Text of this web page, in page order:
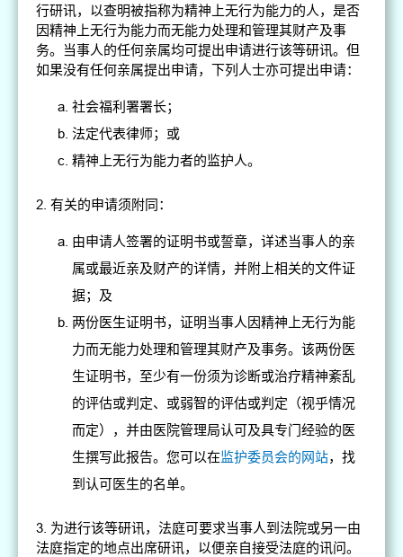
行研讯，以查明被指称为精神上无行为能力的人，是否
因精神上无行为能力而无能力处理和管理其财产及事
务。当事人的任何亲属均可提出申请进行该等研讯。但
如果没有任何亲属提出申请，下列人士亦可提出申请：
社会福利署署长；
法定代表律师；或
精神上无行为能力者的监护人。
2. 有关的申请须附同：
由申请人签署的证明书或誓章，详述当事人的亲
属或最近亲及财产的详情，并附上相关的文件证
据；及
两份医生证明书，证明当事人因精神上无行为能
力而无能力处理和管理其财产及事务。该两份医
生证明书，至少有一份须为诊断或治疗精神紊乱
的评估或判定、或弱智的评估或判定（视乎情况
而定），并由医院管理局认可及具专门经验的医
生撰写此报告。您可以在监护委员会的网站，找
到认可医生的名单。
3. 为进行该等研讯，法庭可要求当事人到法院或另一由
法庭指定的地点出席研讯，以便亲自接受法庭的讯问。